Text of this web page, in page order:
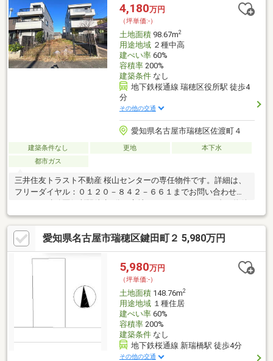
4,180万円
（坪単価:-）
土地面積98.67m2
用途地域２種中高
建ぺい率60%
容積率200%
建築条件なし
地下鉄桜通線 瑞穂区役所駅 徒歩4
分
その他の交通
愛知県名古屋市瑞穂区佐渡町４
建築条件なし 更地
本下水
都市ガス
三井住友トラスト不動産 桜山センターの専任物件です。詳細は、
フリーダイヤル：０１２０－８４２－６６１までお問い合わせく
はなかなかお目にかかれません。南向きのため、日当たり良好で
す。建築条件はありませんので、お好きなハウスメーカーで建築
可能です。☆名古屋市立汐路小学校まで徒歩１２分☆名古屋市立
汐路中学校まで徒歩１１分☆最寄りスーパー：ヤマナカ瑞穂店ま
で徒歩６分
愛知県名古屋市瑞穂区鍵田町２ 5,980万円
5,980万円
（坪単価:-）
土地面積148.76m2
用途地域１種住居
建ぺい率60%
容積率200%
建築条件なし
地下鉄桜通線 新瑞橋駅 徒歩4分
その他の交通